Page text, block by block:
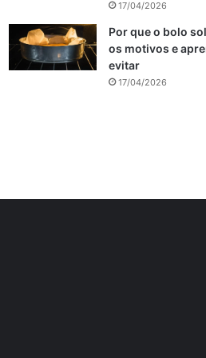
17/04/2026
Por que o bolo
os motivos e
evitar
17/04/2026